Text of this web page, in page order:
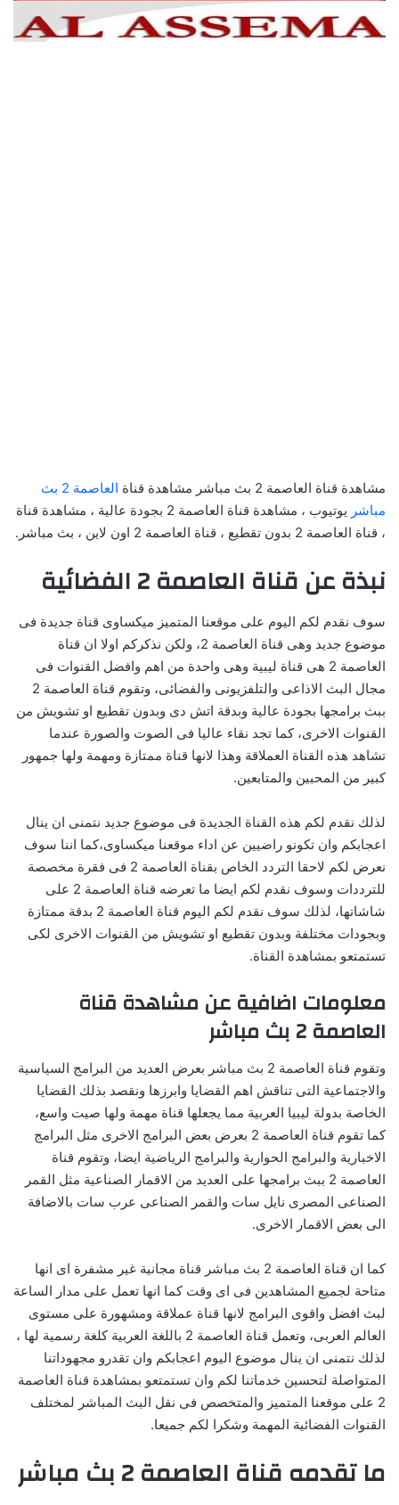
مشاهدة قناة العاصمة 2 بث مباشر مشاهدة قناة
العاصمة 2 بث
مباشر
يوتيوب ، مشاهدة قناة العاصمة 2 بجودة عالية ، مشاهدة قناة
، قناة العاصمة 2 بدون تقطيع ، قناة العاصمة 2 اون لاين ، بث مباشر.
نبذة عن قناة العاصمة 2 الفضائية
سوف نقدم لكم اليوم على موقعنا المتميز ميكساوى قناة جديدة فى
موضوع جديد وهى قناة العاصمة 2، ولكن نذكركم اولا ان قناة
العاصمة 2 هى قناة ليبية وهى واحدة من اهم وافضل القنوات فى
مجال البث الاذاعى والتلفزيونى والفضائى، وتقوم قناة العاصمة 2
ببث برامجها بجودة عالية وبدقة اتش دى وبدون تقطيع او تشويش من
القنوات الاخرى، كما تجد نقاء عاليا فى الصوت والصورة عندما
تشاهد هذه القناة العملاقة وهذا لانها قناة ممتازة ومهمة ولها جمهور
كبير من المحبين والمتابعين.
لذلك نقدم لكم هذه القناة الجديدة فى موضوع جديد نتمنى ان ينال
اعجابكم وان تكونو راضيين عن اداء موقعنا ميكساوى،كما اننا سوف
نعرض لكم لاحقا التردد الخاص بقناة العاصمة 2 فى فقرة مخصصة
للترددات وسوف نقدم لكم ايضا ما تعرضه قناة العاصمة 2 على
شاشاتها، لذلك سوف نقدم لكم اليوم قناة العاصمة 2 بدقة ممتازة
وبجودات مختلفة وبدون تقطيع او تشويش من القنوات الاخرى لكى
تستمتعو بمشاهدة القناة.
معلومات اضافية عن مشاهدة قناة
العاصمة 2 بث مباشر
وتقوم قناة العاصمة 2 بث مباشر بعرض العديد من البرامج السياسية
والاجتماعية التى تناقش اهم القضايا وابرزها ونقصد بذلك القضايا
الخاصة بدولة ليبيا العربية مما يجعلها قناة مهمة ولها صيت واسع،
كما تقوم قناة العاصمة 2 بعرض بعض البرامج الاخرى مثل البرامج
الاخبارية والبرامج الحوارية والبرامج الرياضية ايضا، وتقوم قناة
العاصمة 2 ببث برامجها على العديد من الاقمار الصناعية مثل القمر
الصناعى المصرى نايل سات والقمر الصناعى عرب سات بالاضافة
الى بعض الاقمار الاخرى.
كما ان قناة العاصمة 2 بث مباشر قناة مجانية غير مشفرة اى انها
متاحة لجميع المشاهدين فى اى وقت كما انها تعمل على مدار الساعة
لبث افضل واقوى البرامج لانها قناة عملاقة ومشهورة على مستوى
العالم العربى، وتعمل قناة العاصمة 2 باللغة العربية كلغة رسمية لها ،
لذلك نتمنى ان ينال موضوع اليوم اعجابكم وان تقدرو مجهوداتنا
المتواصلة لتحسين خدماتنا لكم وان تستمتعو بمشاهدة قناة العاصمة
2 على موقعنا المتميز والمتخصص فى نقل البث المباشر لمختلف
القنوات الفضائية المهمة وشكرا لكم جميعا.
ما تقدمه قناة العاصمة 2 بث مباشر